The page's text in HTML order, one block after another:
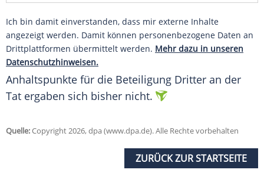
Ich bin damit einverstanden, dass mir externe Inhalte
angezeigt werden. Damit können personenbezogene Daten an
Drittplattformen übermittelt werden. Mehr dazu in unseren
Datenschutzhinweisen.
Anhaltspunkte für die Beteiligung Dritter an der
Tat ergaben sich bisher nicht.
Quelle:Copyright 2026, dpa (www.dpa.de). Alle Rechte vorbehalten
ZURÜCK ZUR STARTSEITE